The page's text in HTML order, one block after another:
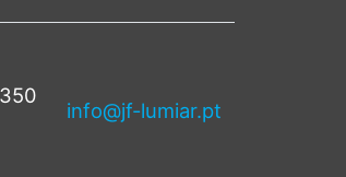
info@jf-lumiar.pt